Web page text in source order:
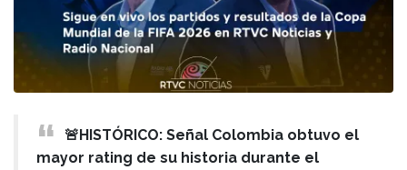
🚨HISTÓRICO: Señal Colombia obtuvo el
mayor rating de su historia durante el